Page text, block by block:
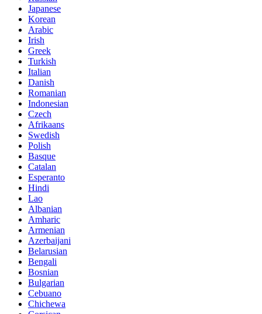
Japanese
Korean
Arabic
Irish
Greek
Turkish
Italian
Danish
Romanian
Indonesian
Czech
Afrikaans
Swedish
Polish
Basque
Catalan
Esperanto
Hindi
Lao
Albanian
Amharic
Armenian
Azerbaijani
Belarusian
Bengali
Bosnian
Bulgarian
Cebuano
Chichewa